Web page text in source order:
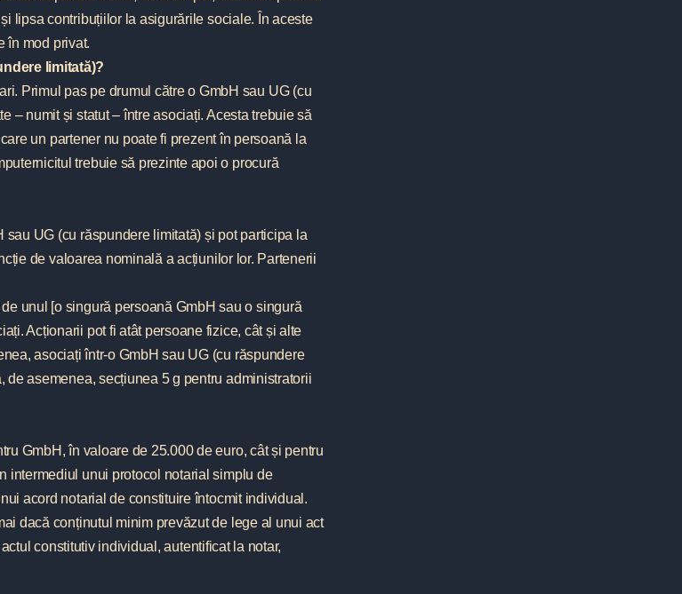
lipsa contribuțiilor la asigurările sociale. În aceste
în mod privat.
limitată)?
Primul pas pe drumul către o GmbH sau UG (cu
– numit și statut – între asociați. Acesta trebuie să
un partener nu poate fi prezent în persoană la
trebuie să prezinte apoi o procură
UG (cu răspundere limitată) și pot participa la
de valoarea nominală a acțiunilor lor. Partenerii
unul [o singură persoană GmbH sau o singură
Acționarii pot fi atât persoane fizice, cât și alte
asociați într-o GmbH sau UG (cu răspundere
de asemenea, secțiunea 5 g pentru administratorii
GmbH, în valoare de 25.000 de euro, cât și pentru
intermediul unui protocol notarial simplu de
acord notarial de constituire întocmit individual.
dacă conținutul minim prevăzut de lege al unui act
constitutiv individual, autentificat la notar,